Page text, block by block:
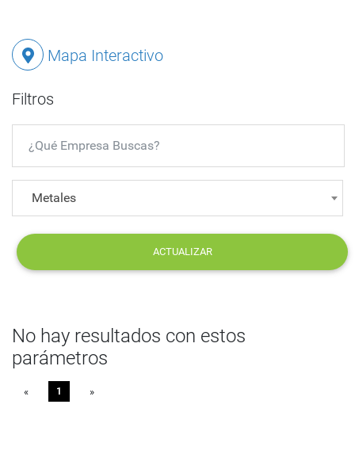
Mapa Interactivo
Filtros
Metales
ACTUALIZAR
No hay resultados con estos
parámetros
« Previous
1 »